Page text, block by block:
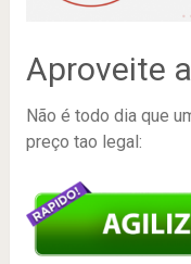
Aproveite
Não é todo dia que
preço tao legal: